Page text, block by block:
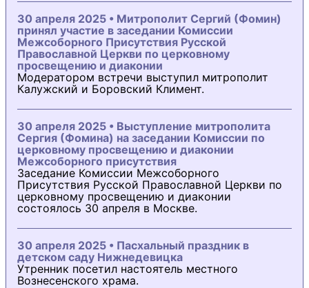
30 апреля 2025 • Митрополит Сергий (Фомин)
принял участие в заседании Комиссии
Межсоборного Присутствия Русской
Православной Церкви по церковному
просвещению и диаконии
Модератором встречи выступил митрополит
Калужский и Боровский Климент.
30 апреля 2025 • Выступление митрополита
Сергия (Фомина) на заседании Комиссии по
церковному просвещению и диаконии
Межсоборного присутствия
Заседание Комиссии Межсоборного
Присутствия Русской Православной Церкви по
церковному просвещению и диаконии
состоялось 30 апреля в Москве.
30 апреля 2025 • Пасхальный праздник в
детском саду Нижнедевицка
Утренник посетил настоятель местного
Вознесенского храма.